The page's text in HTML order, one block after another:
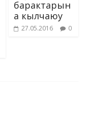
барактарын
а кылчаюу
27.05.2016 0